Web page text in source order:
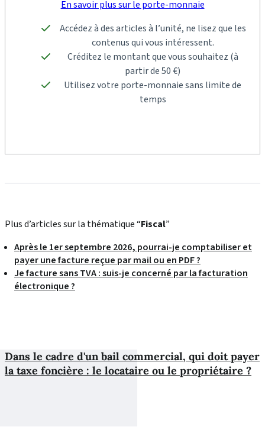
En savoir plus sur le porte-monnaie
Accédez à des articles à l’unité, ne lisez que les
contenus qui vous intéressent.
Créditez le montant que vous souhaitez (à
partir de 50 €)
Utilisez votre porte-monnaie sans limite de
temps
Plus d’articles sur la thématique “Fiscal”
Après le 1er septembre 2026, pourrai-je comptabiliser et
payer une facture reçue par mail ou en PDF ?
Je facture sans TVA : suis-je concerné par la facturation
électronique ?
Dans le cadre d'un bail commercial, qui doit payer
la taxe foncière : le locataire ou le propriétaire ?